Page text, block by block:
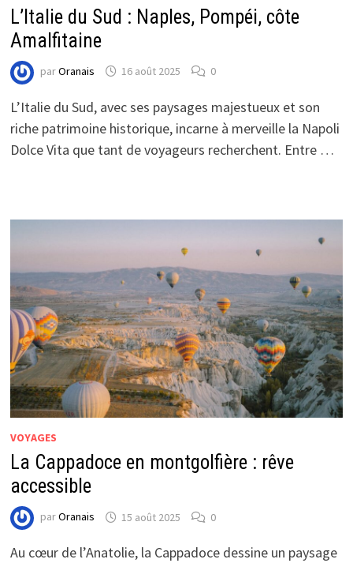
L’Italie du Sud : Naples, Pompéi, côte
Amalfitaine
parOranais 16 août 2025 0
L’Italie du Sud, avec ses paysages majestueux et son
riche patrimoine historique, incarne à merveille la Napoli
Dolce Vita que tant de voyageurs recherchent. Entre …
VOYAGES
La Cappadoce en montgolfière : rêve
accessible
parOranais 15 août 2025 0
Au cœur de l’Anatolie, la Cappadoce dessine un paysage